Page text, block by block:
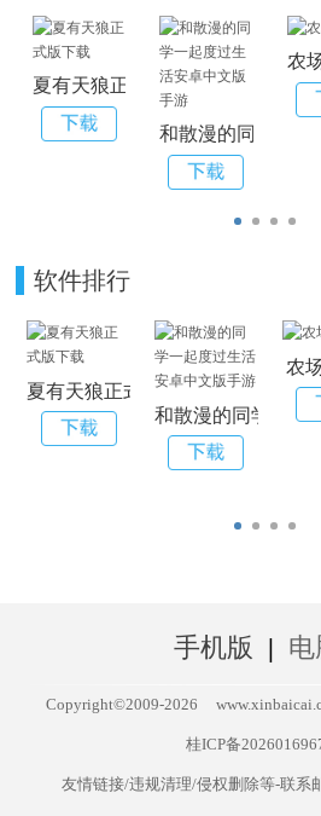
夏有天狼正式版下载
和散漫的同学一起
农
软件排行
夏有天狼正式版下载
和散漫的同学一起
农
手机版 | 电
Copyright©2009-2026
桂ICP备
友情链接/违规清理/侵权删除等-联系